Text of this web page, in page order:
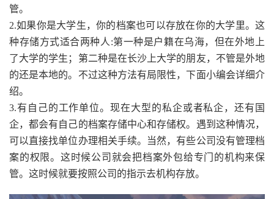
管。
2.如果你是大学生，你的档案也可以存放在你的大学里。这
种存储方式适合两种人:第一种是户籍在乌海，但在外地上
了大学的学生；第二种是在长沙上大学的朋友，不管是外地
的还是本地的。不过这种方法有局限性，下面小编会详细介
绍。
3.有自己的工作单位。现在大型的私企或者私企，还有国
企，都会有自己的档案存储中心和存储权。遇到这种情况，
可以直接找单位办理相关手续。当然，有些公司没有管理档
案的权限。这时候公司就会把档案外包给专门的机构来保
管。这时候就要按照公司的指示去机构存放。